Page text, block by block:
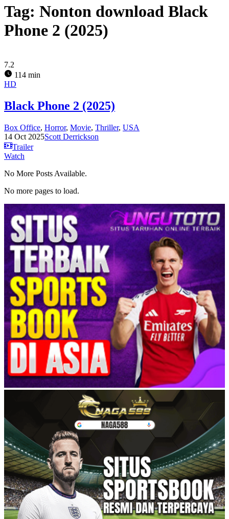
Tag: Nonton download Black
Phone 2 (2025)
7.2
114 min
HD
Black Phone 2 (2025)
Box Office, Horror, Movie, Thriller, USA
14 Oct 2025Scott Derrickson
Trailer
Watch
No More Posts Available.
No more pages to load.